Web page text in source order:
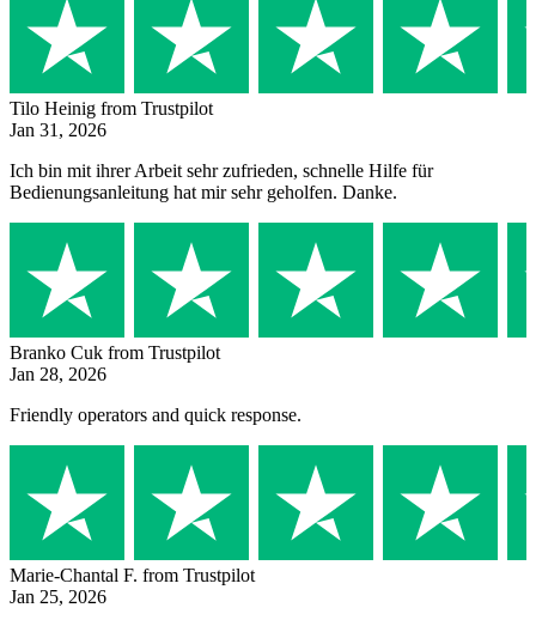
Tilo Heinig from Trustpilot
Jan 31, 2026
Ich bin mit ihrer Arbeit sehr zufrieden, schnelle Hilfe für
Bedienungsanleitung hat mir sehr geholfen. Danke.
Branko Cuk from Trustpilot
Jan 28, 2026
Friendly operators and quick response.
Marie-Chantal F. from Trustpilot
Jan 25, 2026